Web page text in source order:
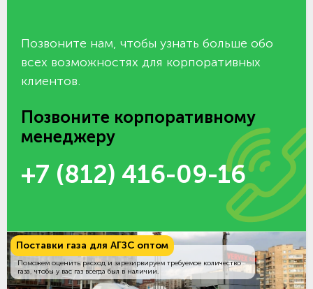
Позвоните нам, чтобы узнать больше обо
всех возможностях для корпоративных
клиентов.
Позвоните корпоративному
менеджеру
+7 (812) 416-09-16
Поставки газа для АГЗС оптом
Поможем оценить расход и зарезирвируем требуемое количество
газа, чтобы у вас газ всегда был в наличии.